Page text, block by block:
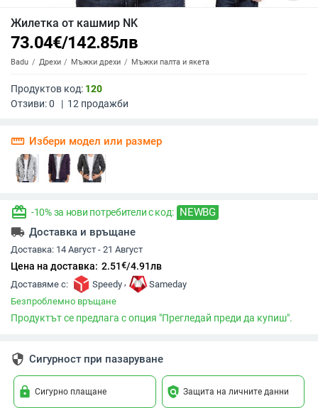
Жилетка от кашмир NK
73.04€/142.85лв
Badu Дрехи Мъжки дрехи Мъжки палта и якета
Продуктов код: 120
Отзиви:0 | 12 продажби
straighten Избери модел или размер
redeem -10% за нови потребители с код: NEWBG
local_shipping Доставка и връщане
Доставка: 14 Август - 21 Август
Цена на доставка: 2.51€/4.91лв
Доставяме с: Speedy ,
Sameday
Безпроблемно връщане
Продуктът се предлага с опция "Прегледай преди да купиш".
security Сигурност при пазаруване
lock Сигурно плащане policy Защита на личните данни